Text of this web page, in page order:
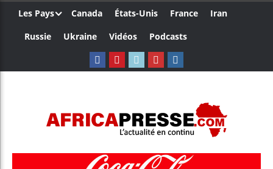
Les Pays Canada États-Unis France
Iran
Russie
Ukraine Vidéos Podcasts